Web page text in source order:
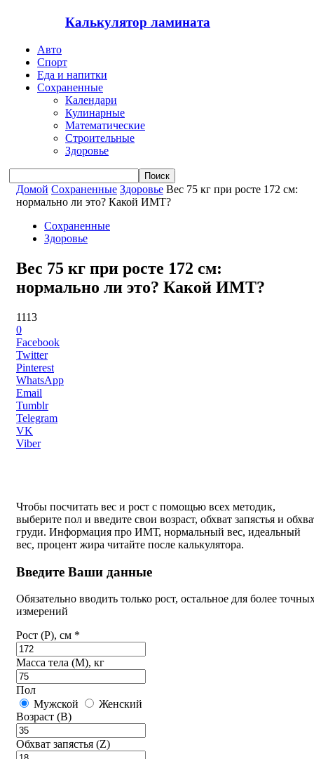
Калькулятор ламината
Авто
Спорт
Еда и напитки
Сохраненные
Календари
Кулинарные
Математические
Строительные
Здоровье
Домой Сохраненные Здоровье Вес 75 кг при росте 172 см:
нормально ли это? Какой ИМТ?
Сохраненные
Здоровье
Вес 75 кг при росте 172 см:
нормально ли это? Какой ИМТ?
1113
0
Facebook
Twitter
Pinterest
WhatsApp
Email
Tumblr
Telegram
VK
Viber
Чтобы посчитать вес и рост с помощью всех методик,
выберите пол и введите свои возраст, обхват запястья и
груди. Информация про ИМТ, нормальный вес, идеальный
вес, процент жира читайте после калькулятора.
Введите Ваши данные
Обязательно вводить только рост, остальное для более
измерений
Рост (P), см *
Масса тела (M), кг
Пол
Мужской
Женский
Возраст (B)
Обхват запястья (Z)